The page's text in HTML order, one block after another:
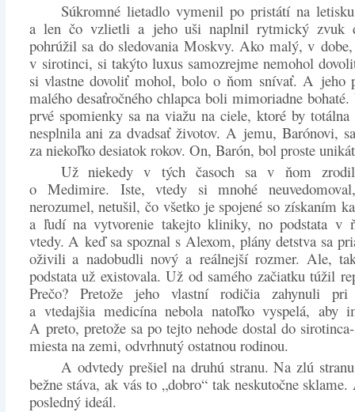
Súkromné lietadlo vymenil po pristátí na
a len čo vzlietli a jeho uši naplnil rytmický zvuk
pohrúžil sa do sledovania Moskvy. Ako malý, v
v sirotinci, si takýto luxus samozrejme nemohol
si vlastne dovoliť mohol, bolo o ňom snívať. A jeho
malého desaťročného chlapca boli mimoriadne
prvé spomienky sa na viažu na ciele, ktoré by totálna
nesplnila ani za dvadsať životov. A jemu, Barónovi,
za niekoľko desiatok rokov. On, Barón, bol proste
Už niekedy v tých časoch sa v ňom
o Medimire. Iste, vtedy si mnohé
nerozumel, netušil, čo všetko je spojené so získaním
a ľudí na vytvorenie takejto kliniky, no podstata v
vtedy. A keď sa spoznal s Alexom, plány detstva sa
oživili a nadobudli nový a reálnejší rozmer. Ale,
podstata už existovala. Už od samého začiatku túžil
Prečo? Pretože jeho vlastní rodičia zahynuli pri
a vtedajšia medicína nebola natoľko vyspelá, aby
A preto, pretože sa po tejto nehode dostal do
miesta na zemi, odvrhnutý ostatnou rodinou.
A odvtedy prešiel na druhú stranu. Na zlú
bežne stáva, ak vás to „dobro“ tak neskutočne
posledný ideál.